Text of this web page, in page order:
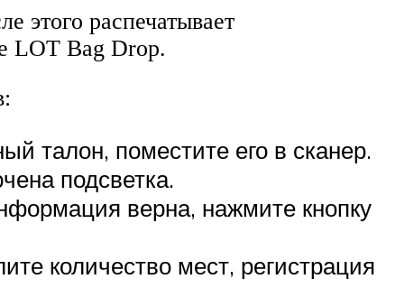
этого распечатывает
​​LOT Bag Drop.
талон, поместите его в сканер.
подсветка.
верна, нажмите кнопку
количество мест, регистрация